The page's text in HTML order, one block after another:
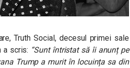
Truth Social, decesul primei sale
a scris: “Sunt întristat să îi anunț pe
Trump a murit în locuința sa din